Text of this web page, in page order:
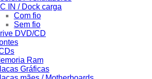
IN / Dock carga
Com fio
Sem fio
DVD/CD
Ram
Gráficas